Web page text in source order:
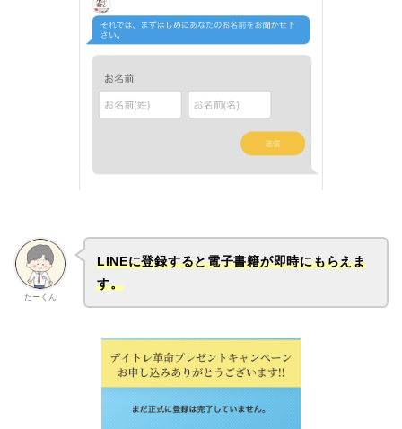
たーくん
LINEに登録すると電子書籍が即時にもらえま
す。